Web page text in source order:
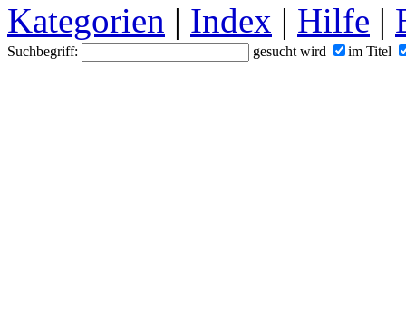
Kategorien | Index | Hilfe |
Suchbegriff: gesucht wird im Titel